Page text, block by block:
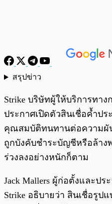
สรุปข่าว
Strike บริษัทผู้ให้บริการทา
ประกาศเปิดตัวสินเชื่อค้ำป
คุณสมบัติทนทานต่อความผั
ถูกบังคับชำระบัญชีหรือล้า
ร่วงลงอย่างหนักก็ตาม
Jack Mallers ผู้ก่อตั้งและป
Strike อธิบายว่า สินเชื่อรูป